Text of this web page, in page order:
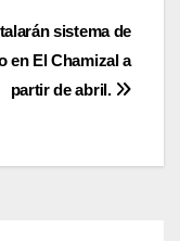
sistema de
en El Chamizal a
partir de abril.